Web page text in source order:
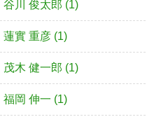
谷川 俊太郎 (1)
蓮實 重彦 (1)
茂木 健一郎 (1)
福岡 伸一 (1)